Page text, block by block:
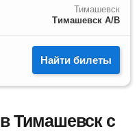
Тимашевск
Тимашевск А/В
Найти билеты
Тимашевск с